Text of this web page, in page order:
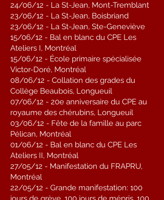
24/06/12 - La St-Jean, Mont-Tremblant
23/06/12 - La St-Jean, Boisbriand
23/06/12 - La St-Jean, Ste-Geneviève
15/06/12 - Bal en blanc du CPE Les
Ateliers I, Montréal
15/06/12 - École primaire spécialisée
Victor-Doré, Montréal
08/06/12 - Collation des grades du
Collège Beaubois, Longueuil
07/06/12 - 20e anniversaire du CPE au
royaume des chérubins, Longueuil
03/06/12 - Fête de la famille au parc
Pélican, Montréal
01/06/12 - Bal en blanc du CPE Les
Ateliers II, Montréal
27/05/12 - Manifestation du FRAPRU,
Montréal
22/05/12 - Grande manifestation: 100